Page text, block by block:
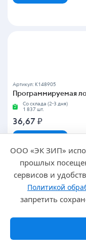
Артикул: K148905
Программируемая
Со склада (2-3 дня)
1 837 шт.
36,67 ₽
от 178 шт- 31.047355 ₽
ООО «ЭК ЗИП»
прошлых
сервисов и
Политикой
запретить